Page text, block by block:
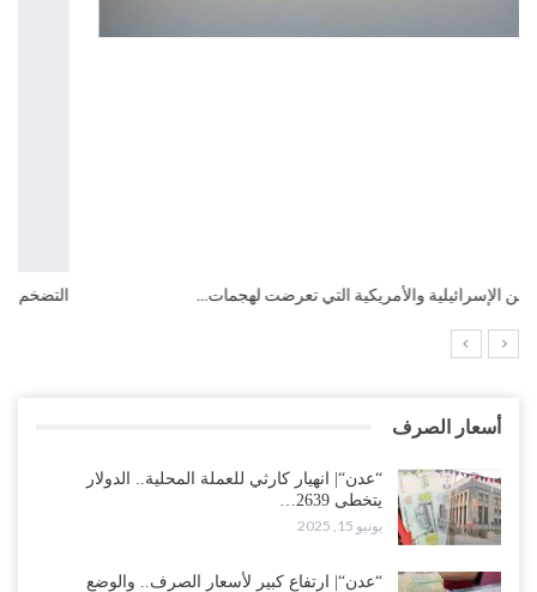
التضخم السنوي لمنطقة اليورو.. “إنفوجرافيك“..!
أسعار الصرف
“عدن“| انهيار كارثي للعملة المحلية.. الدولار
يتخطى 2639…
يونيو 15, 2025
“عدن“| ارتفاع كبير لأسعار الصرف.. والوضع